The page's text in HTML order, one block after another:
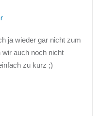
ja wieder gar nicht zum
wir auch noch nicht
zu kurz ;)